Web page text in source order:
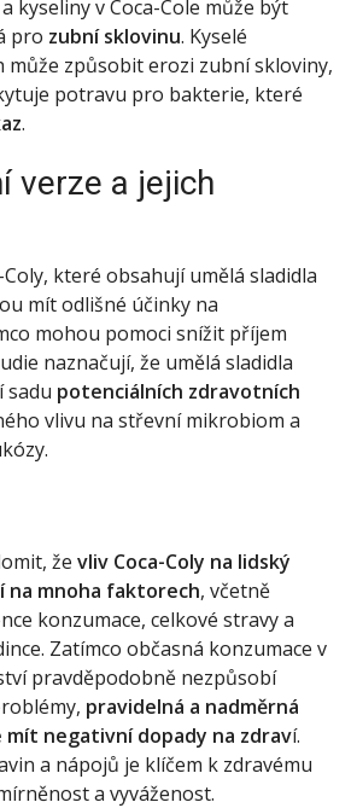
kyseliny v Coca-Cole může být
pro zubní sklovinu. Kyselé
může způsobit erozi zubní skloviny,
potravu pro bakterie, které
.
verze a jejich
které obsahují umělá sladidla
mít odlišné účinky na
mohou pomoci snížit příjem
naznačují, že umělá sladidla
sadu potenciálních zdravotních
vlivu na střevní mikrobiom a
že vliv Coca-Coly na lidský
na mnoha faktorech, včetně
konzumace, celkové stravy a
Zatímco občasná konzumace v
pravděpodobně nezpůsobí
pravidelná a nadměrná
mít negativní dopady na zdraví.
a nápojů je klíčem k zdravému
a vyváženost.